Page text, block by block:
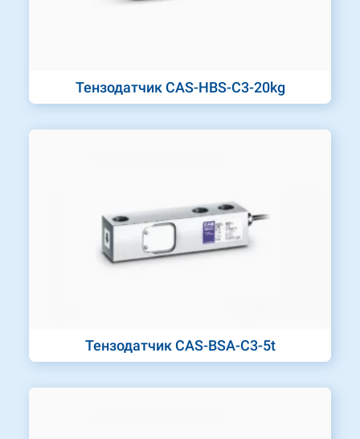
Тензодатчик CAS-HBS-C3-20kg
Тензодатчик CAS-BSA-C3-5t